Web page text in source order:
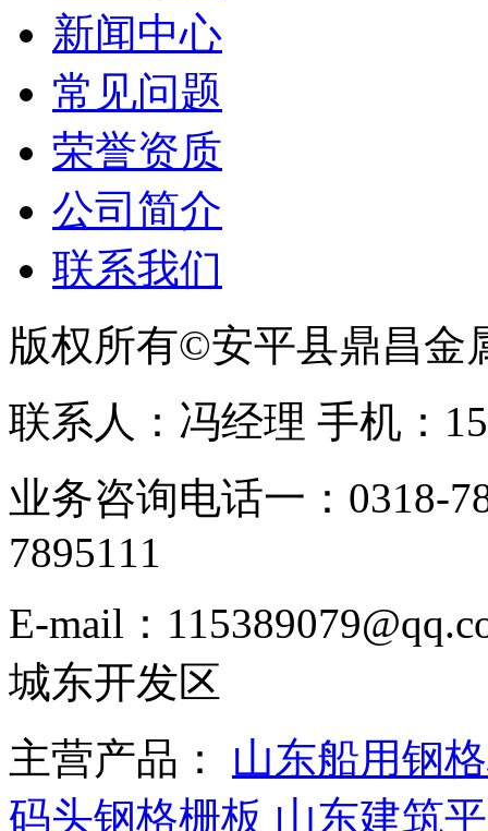
新闻中心
常见问题
荣誉资质
公司简介
联系我们
版权所有©安平县鼎昌金
联系人：冯经理 手机：
业务咨询电话一：0318-
7895111
E-mail：
城东开发区
主营产品： 山东船用钢
码头钢格栅板 山东建筑